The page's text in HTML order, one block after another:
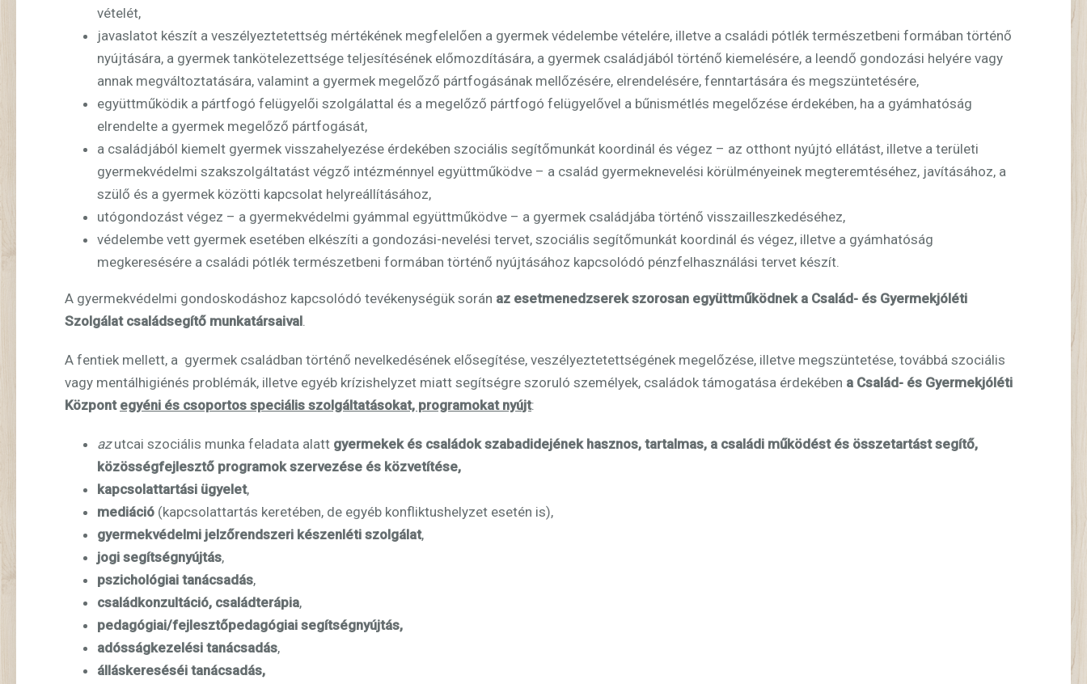
vételét,
javaslatot készít a veszélyeztetettség mértékének megfelelően a gyermek védelembe vételére, illetve a családi pótlék természetbeni formában történő
nyújtására, a gyermek tankötelezettsége teljesítésének előmozdítására, a gyermek családjából történő kiemelésére, a leendő gondozási helyére vagy
annak megváltoztatására, valamint a gyermek megelőző pártfogásának mellőzésére, elrendelésére, fenntartására és megszüntetésére,
együttműködik a pártfogó felügyelői szolgálattal és a megelőző pártfogó felügyelővel a bűnismétlés megelőzése érdekében, ha a gyámhatóság
elrendelte a gyermek megelőző pártfogását,
a családjából kiemelt gyermek visszahelyezése érdekében szociális segítőmunkát koordinál és végez – az otthont nyújtó ellátást, illetve a területi
gyermekvédelmi szakszolgáltatást végző intézménnyel együttműködve – a család gyermeknevelési körülményeinek megteremtéséhez, javításához, a
szülő és a gyermek közötti kapcsolat helyreállításához,
utógondozást végez – a gyermekvédelmi gyámmal együttműködve – a gyermek családjába történő visszailleszkedéséhez,
védelembe vett gyermek esetében elkészíti a gondozási-nevelési tervet, szociális segítőmunkát koordinál és végez, illetve a gyámhatóság
megkeresésére a családi pótlék természetbeni formában történő nyújtásához kapcsolódó pénzfelhasználási tervet készít.
A gyermekvédelmi gondoskodáshoz kapcsolódó tevékenységük során az esetmenedzserek szorosan együttműködnek a Család- és Gyermekjóléti
Szolgálat családsegítő munkatársaival.
A fentiek mellett, a gyermek családban történő nevelkedésének elősegítése, veszélyeztetettségének megelőzése, illetve megszüntetése, továbbá szociális
vagy mentálhigiénés problémák, illetve egyéb krízishelyzet miatt segítségre szoruló személyek, családok támogatása érdekében a Család- és Gyermekjóléti
Központ egyéni és csoportos speciális szolgáltatásokat, programokat nyújt:
azutcai szociális munka feladata alatt gyermekek és családok szabadidejének hasznos, tartalmas, a családi működést és összetartást segítő,
közösségfejlesztő programok szervezése és közvetítése,
kapcsolattartási ügyelet,
mediáció (kapcsolattartás keretében, de egyéb konfliktushelyzet esetén is),
gyermekvédelmi jelzőrendszeri készenléti szolgálat,
jogi segítségnyújtás,
pszichológiai tanácsadás,
családkonzultáció, családterápia,
pedagógiai/fejlesztőpedagógiai segítségnyújtás,
adósságkezelési tanácsadás,
álláskereséséi tanácsadás,